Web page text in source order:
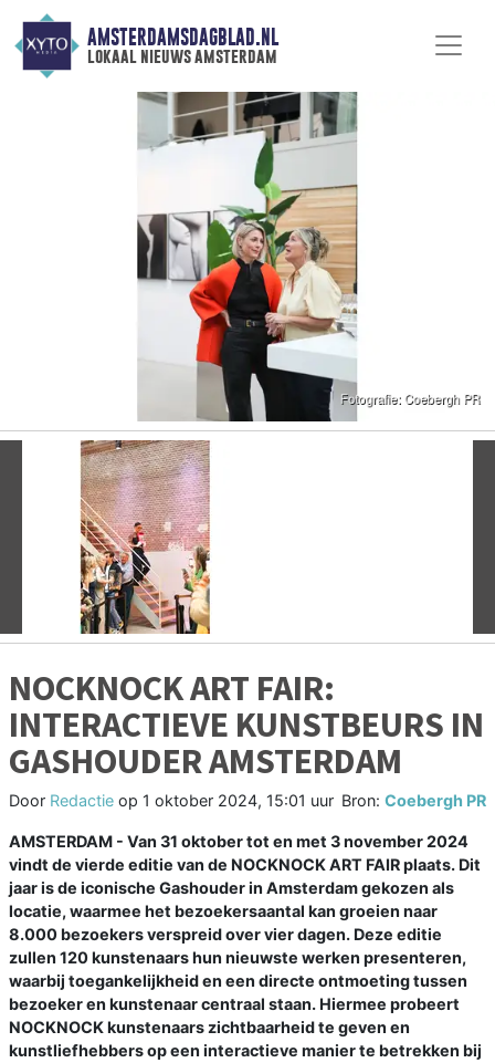
AMSTERDAMSDAGBLAD.NL
lokaal nieuws amsterdam
NOCKNOCK ART FAIR:
INTERACTIEVE KUNSTBEURS IN
GASHOUDER AMSTERDAM
Door Redactie op 1 oktober 2024, 15:01 uur Bron: Coebergh PR
AMSTERDAM - Van 31 oktober tot en met 3 november 2024
vindt de vierde editie van de NOCKNOCK ART FAIR plaats. Dit
jaar is de iconische Gashouder in Amsterdam gekozen als
locatie, waarmee het bezoekersaantal kan groeien naar
8.000 bezoekers verspreid over vier dagen. Deze editie
zullen 120 kunstenaars hun nieuwste werken presenteren,
waarbij toegankelijkheid en een directe ontmoeting tussen
bezoeker en kunstenaar centraal staan. Hiermee probeert
NOCKNOCK kunstenaars zichtbaarheid te geven en
kunstliefhebbers op een interactieve manier te betrekken bij